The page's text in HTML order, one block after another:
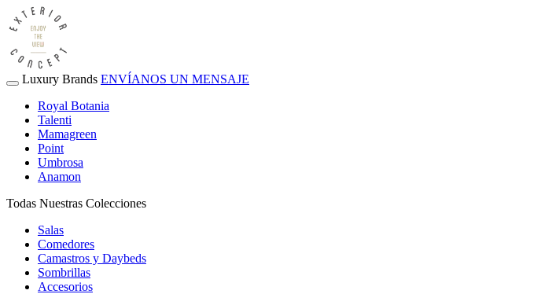
Luxury Brands ENVÍANOS UN MENSAJE
Royal Botania
Talenti
Mamagreen
Point
Umbrosa
Anamon
Todas Nuestras Colecciones
Salas
Comedores
Camastros y Daybeds
Sombrillas
Accesorios